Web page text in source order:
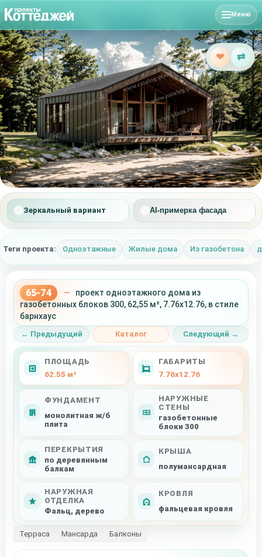
Меню
Зеркальный вариант AI-примерка фасада
Теги проекта: Одноэтажные Жилые дома Из газобетона
❤ ⇄
65-74 —
проект одноэтажного дома из
газобетонных блоков 300, 62,55 м², 7.76x12.76, в стиле
барнхаус
← Предыдущий Каталог Следующий →
ПЛОЩАДЬ
62.55 м²
ГАБАРИТЫ
7.76x12.76
ФУНДАМЕНТ
монолитная ж/б
плита
НАРУЖНЫЕ
СТЕНЫ
газобетонные
блоки 300
ПЕРЕКРЫТИЯ
по деревянным
балкам
КРЫША
полумансардная
НАРУЖНАЯ
ОТДЕЛКА
Фальц, дерево
КРОВЛЯ
фальцевая кровля
Терраса Мансарда Балконы